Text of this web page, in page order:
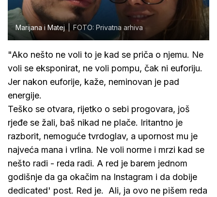
Marijana i Matej FOTO: Privatna arhiva
"Ako nešto ne voli to je kad se priča o njemu. Ne
voli se eksponirat, ne voli pompu, čak ni euforiju.
Jer nakon euforije, kaže, neminovan je pad
energije.
Teško se otvara, rijetko o sebi progovara, još
rjeđe se žali, baš nikad ne plače. Iritantno je
razborit, nemoguće tvrdoglav, a upornost mu je
najveća mana i vrlina. Ne voli norme i mrzi kad se
nešto radi - reda radi. A red je barem jednom
godišnje da ga okačim na Instagram i da dobije
dedicated' post. Red je. Ali, ja ovo ne pišem reda